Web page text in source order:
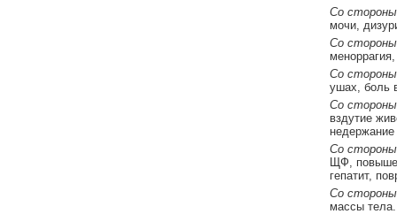
Со
мочи,
Со
Со стороны
ушах, боль
Со
вздутие
недержание
Со
ЩФ,
гепатит,
Со
массы тела.